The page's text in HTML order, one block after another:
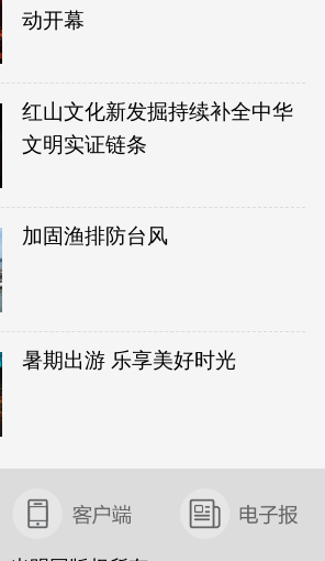
动开幕
红山文化新发掘持续补全中华
文明实证链条
加固渔排防台风
暑期出游 乐享美好时光